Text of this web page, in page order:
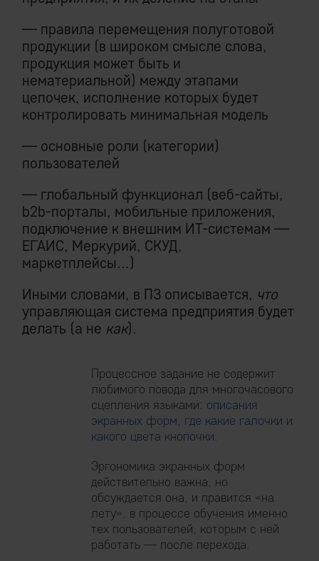
— правила перемещения полуготовой
продукции (в широком смысле слова,
продукция может быть и
нематериальной) между этапами
цепочек, исполнение которых будет
контролировать минимальная модель
— основные роли (категории)
пользователей
— глобальный функционал (веб-сайты,
b2b-порталы, мобильные приложения,
подключение к внешним ИТ-системам —
ЕГАИС, Меркурий, СКУД,
маркетплейсы...)
Иными словами, в ПЗ описывается, что
управляющая система предприятия будет
делать (а не как).
Процессное задание не содержит
любимого повода для многочасового
сцепления языками: описания
экранных форм, где какие галочки и
какого цвета кнопочки.
Эргономика экранных форм
действительно важна, но
обсуждается она, и правится «на
лету», в процессе обучения именно
тех пользователей, которым с ней
работать — после перехода.